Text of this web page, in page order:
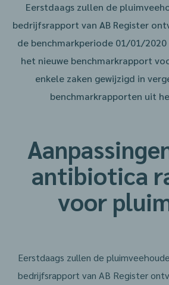
Eerstdaags zullen de
bedrijfsrapport van AB Register
de benchmarkperiode 01/01/
het nieuwe benchmarkrapport
enkele zaken gewijzigd in
benchmarkrapporten uit
antibiotica
voor
Eerstdaags zullen de
bedrijfsrapport van AB Register